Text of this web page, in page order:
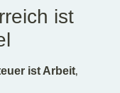
ist
ist Arbeit‚